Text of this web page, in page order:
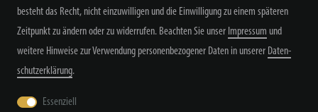
Widerrufs­recht
besteht das Recht, nicht einzuwilligen und die Einwilligung zu einem späteren
Zeitpunkt zu ändern oder zu widerrufen. Beachten Sie unser Impressum und
weitere Hinweise zur Verwendung personenbezogener Daten in unserer Daten­
schutz­erklärung.
Essenziell